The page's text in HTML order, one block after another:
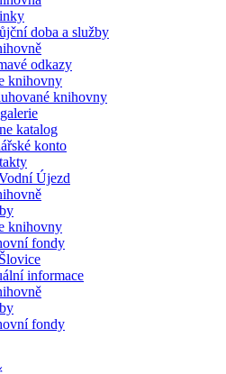
doba a služby
odkazy
knihovny
knihovny
katalog
konto
Újezd
knihovny
fondy
informace
fondy